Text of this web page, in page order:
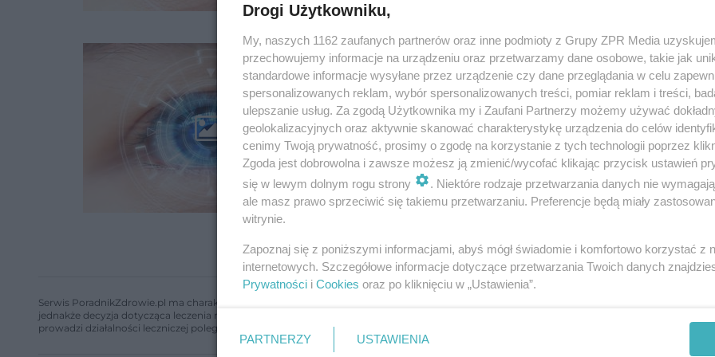
ZAĆMA: jak leczyć zmętnienie soczewki
Jeśli miewasz olśnienia w jasnym świetle dziennym, a lepiej
widzisz w pochmurne dni oraz o zmierzchu, możesz
u siebie kataraktę, czyli zaćmę. Znacznie utrudnia ona normalne
funkcjonowanie…
dodano 22-5-2007
Serwis PoradnikZdrowie.pl ma charakter edukacyjny, nie stanowi i nie zastępuje porady lekarskiej. Redakcja serwisu dokłada wszelkich
jednakże decyzja dotycząca leczenia należy do lekarza. Redakcja i wydawca serwisu nie ponoszą odpowiedzialności wynikającej z
prowadzi działalności leczniczej polegającej na udzielaniu świadczeń zdrowotnych w rozumieniu art. 3 ust 1 ustawy o działalności leczniczej.
Drogi Użytkowniku,
My, naszych 1162 zaufanych partnerów oraz inne podmioty z Grupy ZPR Media
przechowujemy informacje na urządzeniu oraz przetwarzamy dane osobowe, takie jak
standardowe informacje wysyłane przez urządzenie czy dane przeglądania w celu
spersonalizowanych reklam, wybór spersonalizowanych treści, pomiar reklam i treści,
ulepszanie usług. Za zgodą Użytkownika my i Zaufani Partnerzy możemy używać
geolokalizacyjnych oraz aktywnie skanować charakterystykę urządzenia do celów
cenimy Twoją prywatność, prosimy o zgodę na korzystanie z tych technologii poprzez
Zgoda jest dobrowolna i zawsze możesz ją zmienić/wycofać klikając przycisk ustawień
się w lewym dolnym rogu strony
. Niektóre rodzaje przetwarzania danych nie
ale masz prawo sprzeciwić się takiemu przetwarzaniu. Preferencje będą miały
witrynie.
Zapoznaj się z poniższymi informacjami, abyś mógł świadomie i komfortowo korzystać z
internetowych. Szczegółowe informacje dotyczące przetwarzania Twoich danych
Prywatności i Cookies oraz po kliknięciu w „Ustawienia”.
PARTNERZY USTAWIENIA